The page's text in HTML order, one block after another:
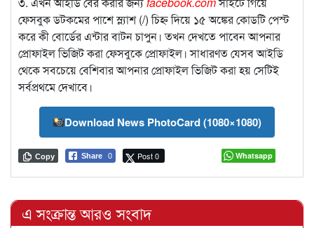
ফেসবুক ডটকমের পাশে স্ল্যাশ (/) চিহ্ন দিয়ে ১৫ অঙ্কের কোডটি পেস্ট
করে কী বোর্ডের এন্টার বাটন চাপুন। তখন দেখতে পাবেন আপনার
প্রোফাইল ভিজিট করা ফেসবুকে প্রোফাইল। সাধারণত যেসব আইডি
থেকে সবচেয়ে বেশিবার আপনার প্রোফাইল ভিজিট করা হয় সেটিই
সর্বপ্রথমে দেখাবে।
Download News PhotoCard (1080×1080)
Share 0 Post 0
Copy Whatsapp
এ সংক্রান্ত আরও সংবাদ